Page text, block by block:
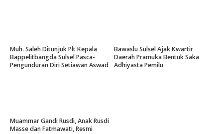
Muh. Saleh Ditunjuk Plt Kepala
Bappelitbangda Sulsel Pasca-
Pengunduran Diri Setiawan Aswad
Bawaslu Sulsel Ajak Kwartir
Daerah Pramuka Bentuk Saka
Adhiyasta Pemilu
Muammar Gandi Rusdi, Anak Rusdi
Masse dan Fatmawati, Resmi